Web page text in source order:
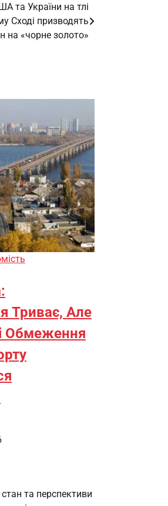
та України на тлі
Сході призводять
на «чорне золото»
Триває, Але
Обмеження
та перспективи